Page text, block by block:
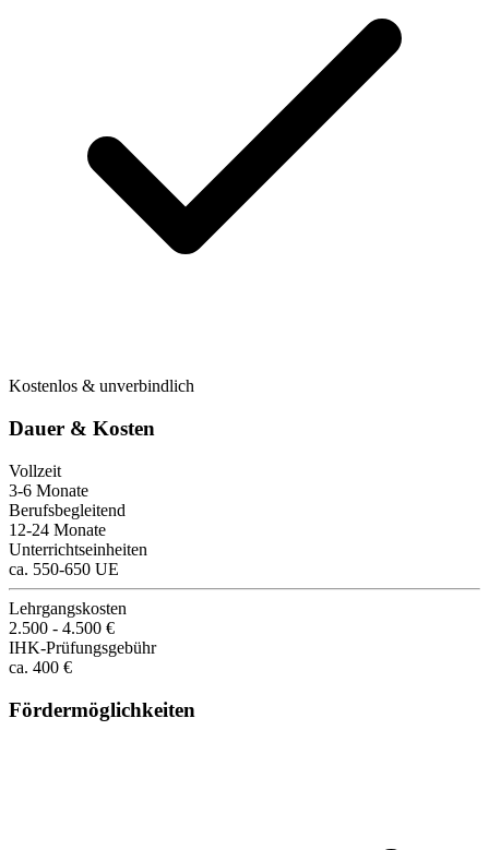
Kostenlos & unverbindlich
Dauer & Kosten
Vollzeit
3-6 Monate
Berufsbegleitend
12-24 Monate
Unterrichtseinheiten
ca. 550-650 UE
Lehrgangskosten
2.500 - 4.500 €
IHK-Prüfungsgebühr
ca. 400 €
Fördermöglichkeiten